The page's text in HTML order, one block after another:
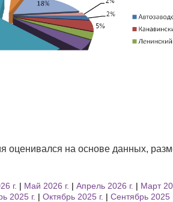
оценивался на основе данных,
г. Май 2026 г. Апрель 2026 г.
Март
2025 г. Октябрь 2025 г.
Сентябрь 2025